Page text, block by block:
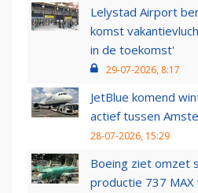
Lelystad Airport
komst
in de toekomst'
29-07-2026, 8:17
JetBlue komend
actief tussen
28-07-2026, 15:29
Boeing ziet omzet
productie 737